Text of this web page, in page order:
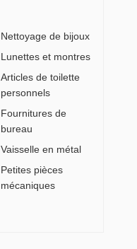
Nettoyage de bijoux
Lunettes et montres
Articles de toilette
personnels
Fournitures de
bureau
Vaisselle en métal
Petites pièces
mécaniques